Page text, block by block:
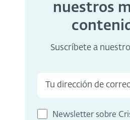
nuestros
Suscríbete a
Newsletter sobre